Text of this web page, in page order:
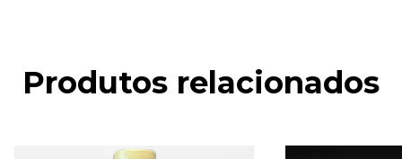
Produtos relacionados